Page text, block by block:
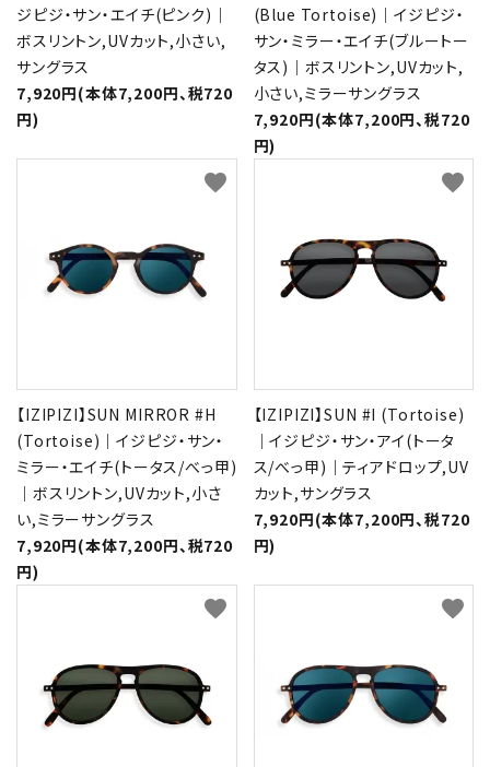
ジピジ・サン・エイチ(ピンク)｜
ボスリントン,UVカット,小さい,
サングラス
7,920円(本体7,200円、税720
円)
(Blue Tortoise)｜イジピジ・
サン・ミラー・エイチ(ブルートー
タス)｜ボスリントン,UVカット,
小さい,ミラーサングラス
7,920円(本体7,200円、税720
円)
【IZIPIZI】SUN MIRROR #H
(Tortoise)｜イジピジ・サン・
ミラー・エイチ(トータス/べっ甲)
｜ボスリントン,UVカット,小さ
い,ミラーサングラス
7,920円(本体7,200円、税720
円)
favorite
【IZIPIZI】SUN #I (Tortoise)
｜イジピジ・サン・アイ(トータ
ス/べっ甲)｜ティアドロップ,UV
カット,サングラス
7,920円(本体7,200円、税720
円)
favorite
favorite favorite